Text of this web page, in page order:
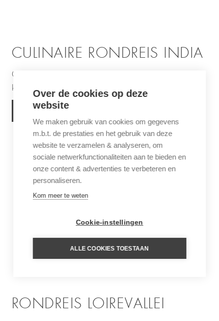
CULINAIRE RONDREIS INDIA
Ontdek de kostbaarste schatten van India waar de
keuken er een van is; een zinnenprikkelend avontuur!
MEER INFORMATIE
RONDREIS LOIREVALLEI
Over de cookies op deze
website
We maken gebruik van cookies om gegevens
m.b.t. de prestaties en het gebruik van deze
website te verzamelen & analyseren, om
sociale netwerkfunctionaliteiten aan te bieden en
onze content & advertenties te verbeteren en
personaliseren.
Kom meer te weten
Cookie-instellingen
ALLE COOKIES TOESTAAN